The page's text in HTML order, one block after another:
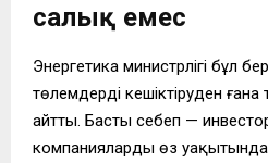
салық емес
Энергетика министрлігі бұл
төлемдерді кешіктіруден
айтты. Басты себеп —
компаниялардың өз